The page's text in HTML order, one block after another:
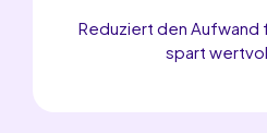
Reduziert den Aufwand
spart